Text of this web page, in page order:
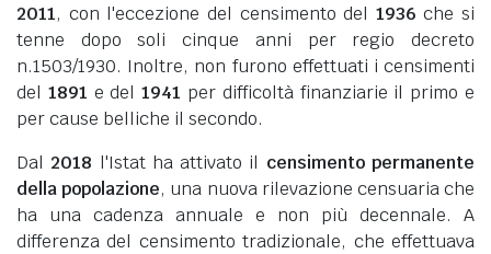
2011, con l'eccezione del censimento del 1936 che si
tenne dopo soli cinque anni per regio decreto
n.1503/1930. Inoltre, non furono effettuati i censimenti
del 1891 e del1941 per difficoltà finanziarie il primo e
per cause belliche il secondo.
Dal 2018 l'Istat ha attivato il censimento permanente
della popolazione, una nuova rilevazione censuaria che
ha una cadenza annuale e non più decennale. A
differenza del censimento tradizionale, che effettuava